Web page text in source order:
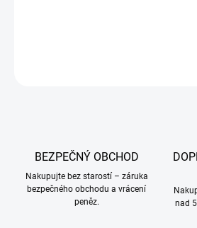
BEZPEČNÝ OBCHOD
Nakupujte bez starostí – záruka
bezpečného obchodu a vrácení
peněz.
nad